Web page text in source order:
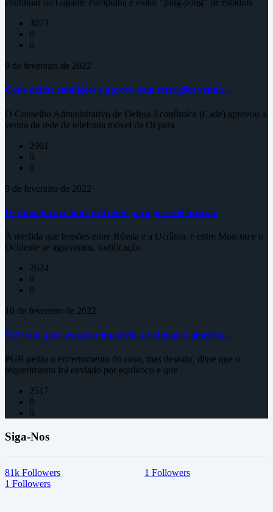
continuar no Gigante Pampulha e evitar "ping-pong" de estádios
3073
0
0
9 de fevereiro de 2022
Cade define condições e aprova com restrições venda…
O Conselho Administrativo de Defesa Econômica (Cade) aprovou a
venda da rede de telefonia móvel da Oi para
2961
0
0
9 de fevereiro de 2022
Ucrânia forma linha de frente para possível invasão
À medida que tensões entre Rússia e a Ucrânia, e entre Moscou e o
Ocidente se agravaram, fortificação
2624
0
0
10 de fevereiro de 2022
STF vota por arquivar inquérito de Renan Calheiros…
PGR pediu o encerramento do caso, mas desistiu, disse que o
requerimento foi enviado por equívoco e que
2517
0
0
Siga-Nos
81k Followers 1 Followers
1 Followers